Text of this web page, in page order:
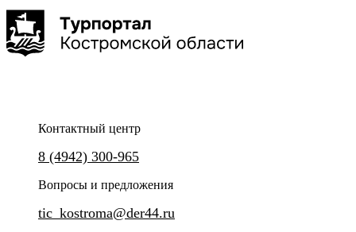
отрасли региона
Контактный центр
8 (4942) 300-965
Вопросы и предложения
tic_kostroma@der44.ru